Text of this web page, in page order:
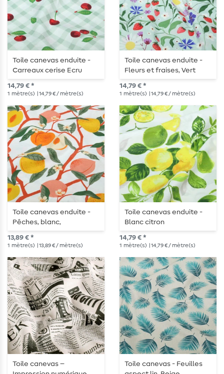
Toile canevas enduite -
Carreaux cerise Ecru
14,79 € *
1 mètre(s) | 14,79 € / mètre(s)
Toile canevas enduite -
Fleurs et fraises, Vert
menthe multicolore
14,79 € *
1 mètre(s) | 14,79 € / mètre(s)
Toile canevas enduite -
Pêches, blanc,
Multicolore
13,89 € *
1 mètre(s) | 13,89 € / mètre(s)
Toile canevas enduite -
Blanc citron
14,79 € *
1 mètre(s) | 14,79 € / mètre(s)
Toile canevas –
Toile canevas - Feuilles